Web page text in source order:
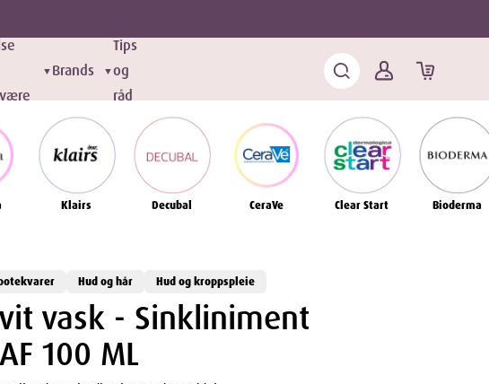
▼ Brands ▼
Tips
og
råd
Klairs Decubal CeraVe Clear Start Bioderma
Hud og hår Hud og kroppspleie
vask - Sinkliniment
100 ML